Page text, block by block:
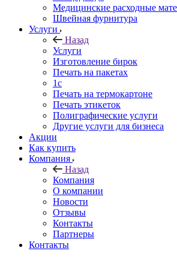
Медицинские расходные
Швейная фурнитура
Услуги
Назад
Услуги
Изготовление бирок
Печать на пакетах
1c
Печать на термокартоне
Печать этикеток
Полиграфические услуги
Другие услуги для бизнеса
Акции
Как купить
Компания
Назад
Компания
О компании
Новости
Отзывы
Контакты
Партнеры
Контакты